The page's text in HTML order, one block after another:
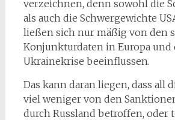
verzeichnen, denn sowohl die
als auch die Schwergewichte
ließen sich nur mäßig von den
Konjunkturdaten in Europa und
Ukrainekrise beeinflussen.
Das kann daran liegen, dass all
viel weniger von den
durch Russland betroffen, oder